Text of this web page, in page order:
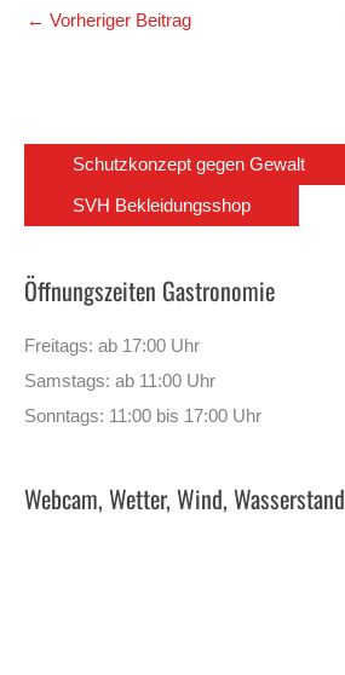
← Vorheriger Beitrag
Schutzkonzept gegen Gewalt
SVH Bekleidungsshop
Öffnungszeiten Gastronomie
Freitags: ab 17:00 Uhr
Samstags: ab 11:00 Uhr
Sonntags: 11:00 bis 17:00 Uhr
Webcam, Wetter, Wind, Wasserstand